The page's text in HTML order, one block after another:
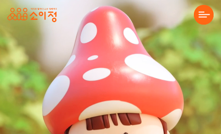
본문바로가기
아이누리한의원 홈페이지 제작 |
About Us
Solution
Service
Project